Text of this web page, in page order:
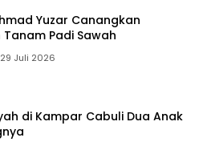
Yuzar Canangkan
Padi Sawah
29 Juli 2026
di Kampar Cabuli Dua Anak